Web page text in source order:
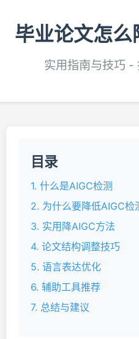
毕业论文怎
实用指南与技巧 -
目录
1. 什么是AIGC检测
2. 为什么要降低AIGC检
3. 实用降AIGC方法
4. 论文结构调整技巧
5. 语言表达优化
6. 辅助工具推荐
7. 总结与建议